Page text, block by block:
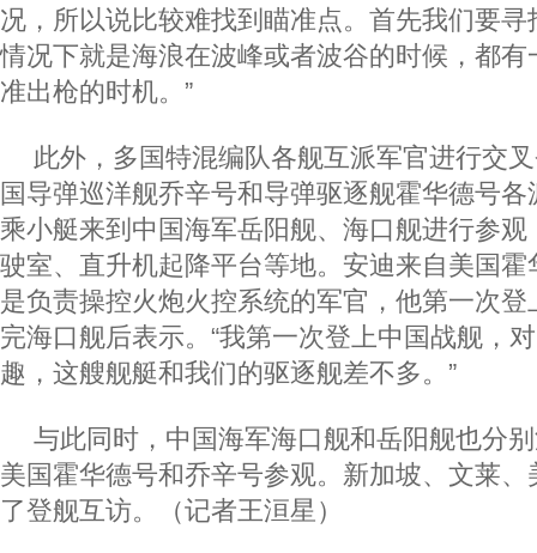
况，所以说比较难找到瞄准点。首先我们要
情况下就是海浪在波峰或者波谷的时候，都
准出枪的时机。”
此外，多国特混编队各舰互派军官进行交
国导弹巡洋舰乔辛号和导弹驱逐舰霍华德号
乘小艇来到中国海军岳阳舰、海口舰进行参
驶室、直升机起降平台等地。安迪来自美国
是负责操控火炮火控系统的军官，他第一次
完海口舰后表示。“我第一次登上中国战舰，
趣，这艘舰艇和我们的驱逐舰差不多。”
与此同时，中国海军海口舰和岳阳舰也分
美国霍华德号和乔辛号参观。新加坡、文莱
了登舰互访。（记者王洹星）